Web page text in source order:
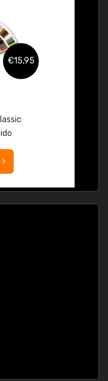
€15,95